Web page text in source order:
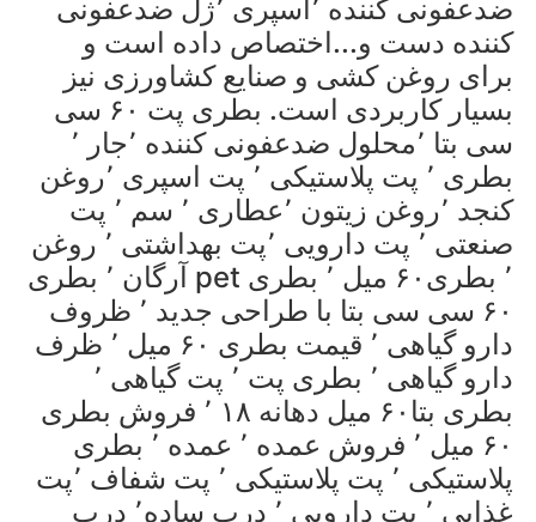
ضدعفونی کننده ٬اسپری ٬ژل ضدعفونی
کننده دست و...اختصاص داده است و
برای روغن کشی و صنایع کشاورزی نیز
بسیار کاربردی است. بطری پت ۶۰ سی
سی بتا ٬محلول ضدعفونی کننده ٬جار ٬
بطری ٬ پت پلاستیکی ٬ پت اسپری ٬روغن
کنجد ٬روغن زیتون ٬عطاری ٬ سم ٬ پت
صنعتی ٬ پت دارویی ٬پت بهداشتی ٬ روغن
آرگان ٬ بطری pet ٬ بطری۶۰ میل ٬ بطری
۶۰ سی سی بتا با طراحی جدید ٬ ظروف
دارو گیاهی ٬ قیمت بطری ۶۰ میل ٬ ظرف
دارو گیاهی ٬ بطری پت ٬ پت گیاهی ٬
بطری بتا۶۰ میل دهانه ۱۸ ٬ فروش بطری
۶۰ میل ٬ فروش عمده ٬ عمده ٬ بطری
پلاستیکی ٬ پت پلاستیکی ٬ پت شفاف ٬پت
غذایی ٬ پت دارویی ٬ درب ساده٬ درب